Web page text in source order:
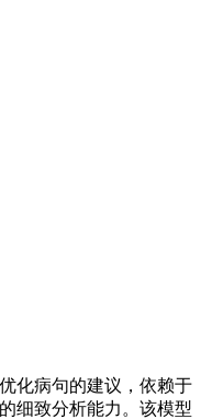
化病句的建议，依赖于
细致分析能力。该模型